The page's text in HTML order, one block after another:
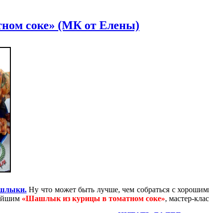
соке» (МК от Елены)
Ну что может быть лучше, чем собраться с
«Шашлык из курицы в томатном соке», мастер-